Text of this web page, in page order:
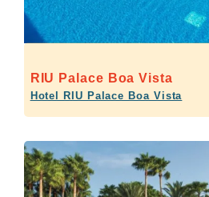
RIU Palace Boa Vista
Hotel RIU Palace Boa Vista